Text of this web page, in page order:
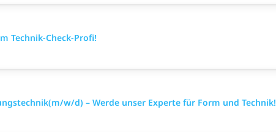
Technik-Check-Profi!
w/d) – Werde unser Experte für Form und Technik!